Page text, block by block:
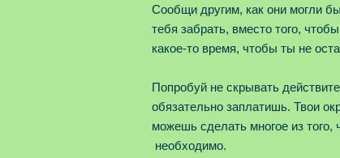
Сообщи другим, как они могли
тебя забрать, вместо того,
какое-то время, чтобы ты не
Попробуй не скрывать
обязательно заплатишь. Твои
можешь сделать многое из
необходимо.